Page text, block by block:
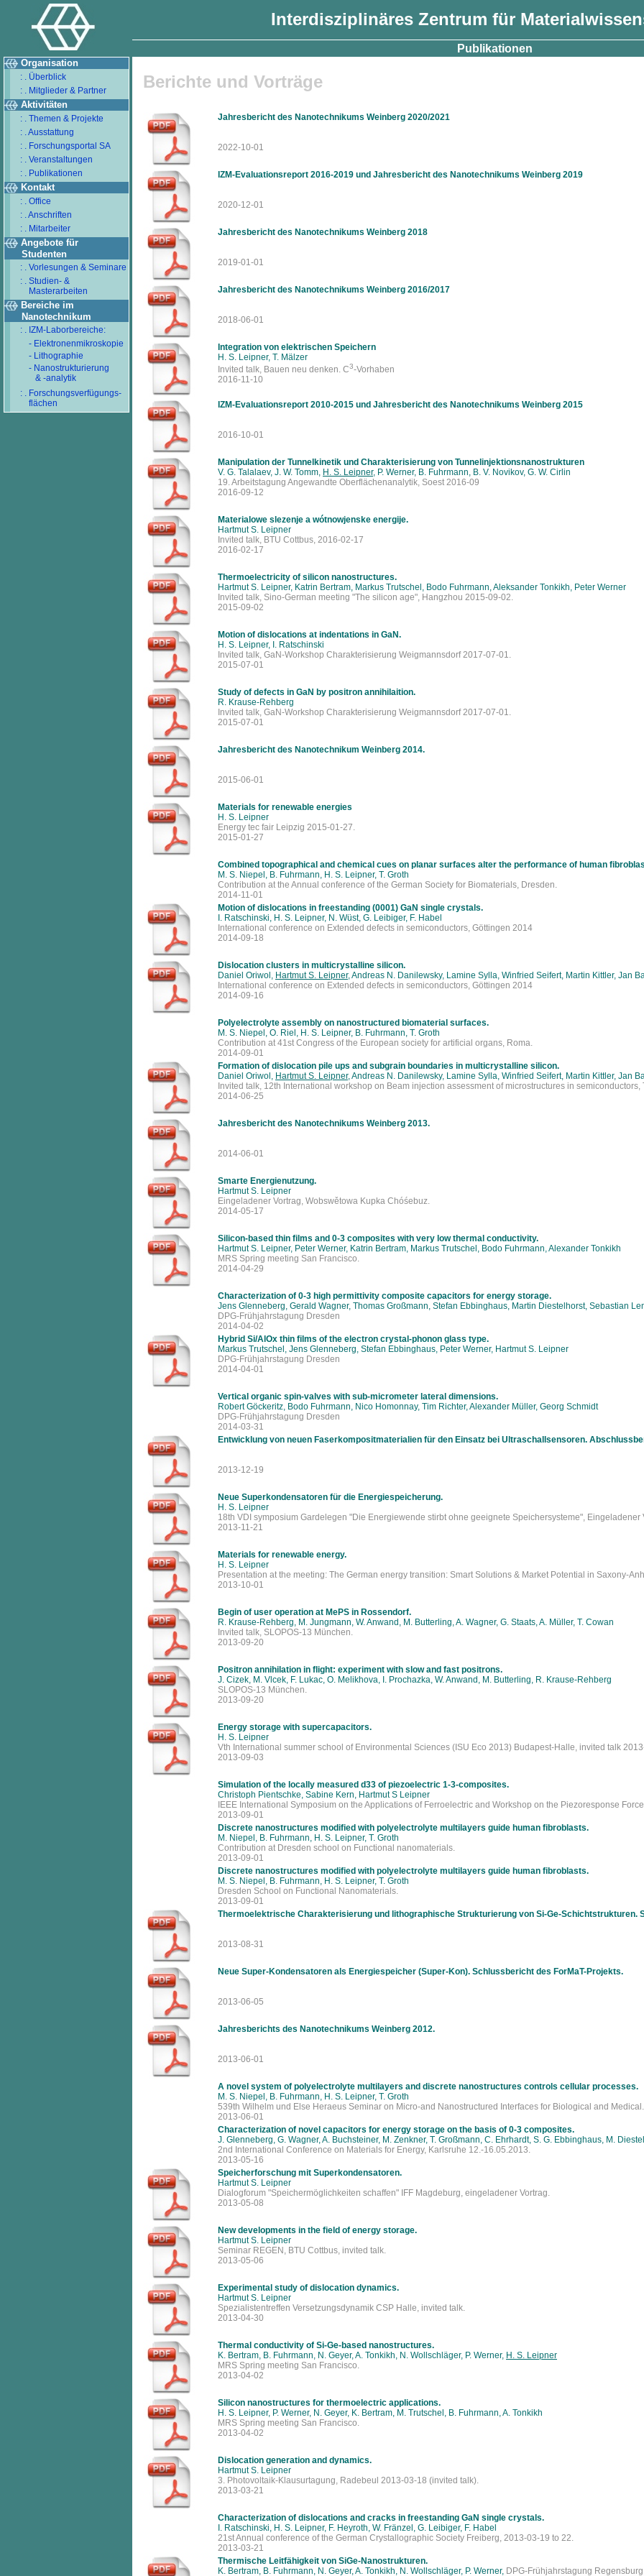
Interdisziplinäres Zentrum für
Publikationen
Organisation
: . Überblick
: . Mitglieder & Partner
Aktivitäten
: . Themen & Projekte
: . Ausstattung
: . Forschungsportal SA
: . Veranstaltungen
: . Publikationen
Kontakt
: . Office
: . Anschriften
: . Mitarbeiter
Angebote für
Studenten
: . Vorlesungen & Seminare
: . Studien- &
Masterarbeiten
Bereiche im
Nanotechnikum
: . IZM-Laborbereiche:
- Elektronenmikroskopie
- Lithographie
- Nanostrukturierung
& -analytik
: . Forschungsverfügungs-
flächen
Berichte und Vorträge
Jahresbericht des Nanotechnikums Weinberg 2020/2021
2022-10-01
IZM-Evaluationsreport 2016-2019 und Jahresbericht des Nanotechnikums Weinberg 2019
2020-12-01
Jahresbericht des Nanotechnikums Weinberg 2018
2019-01-01
Jahresbericht des Nanotechnikums Weinberg 2016/2017
2018-06-01
Integration von elektrischen Speichern
H. S. Leipner, T. Mälzer
Invited talk, Bauen neu denken. C3-Vorhaben
2016-11-10
IZM-Evaluationsreport 2010-2015 und Jahresbericht des Nanotechnikums Weinberg 2015
2016-10-01
Manipulation der Tunnelkinetik und Charakterisierung von Tunnelinjektionsnanostrukturen
V. G. Talalaev, J. W. Tomm, H. S. Leipner, P. Werner, B. Fuhrmann, B. V. Novikov, G. W. Cirlin
19. Arbeitstagung Angewandte Oberflächenanalytik, Soest 2016-09
2016-09-12
Materialowe slezenje a wótnowjenske energije.
Hartmut S. Leipner
Invited talk, BTU Cottbus, 2016-02-17
2016-02-17
Thermoelectricity of silicon nanostructures.
Hartmut S. Leipner, Katrin Bertram, Markus Trutschel, Bodo Fuhrmann, Aleksander Tonkikh, Peter Werner
Invited talk, Sino-German meeting "The silicon age", Hangzhou 2015-09-02.
2015-09-02
Motion of dislocations at indentations in GaN.
H. S. Leipner, I. Ratschinski
Invited talk, GaN-Workshop Charakterisierung Weigmannsdorf 2017-07-01.
2015-07-01
Study of defects in GaN by positron annihilaition.
R. Krause-Rehberg
Invited talk, GaN-Workshop Charakterisierung Weigmannsdorf 2017-07-01.
2015-07-01
Jahresbericht des Nanotechnikum Weinberg 2014.
2015-06-01
Materials for renewable energies
H. S. Leipner
Energy tec fair Leipzig 2015-01-27.
2015-01-27
Combined topographical and chemical cues on planar surfaces alter the performance of human
M. S. Niepel, B. Fuhrmann, H. S. Leipner, T. Groth
Contribution at the Annual conference of the German Society for Biomaterials, Dresden.
2014-11-01
Motion of dislocations in freestanding (0001) GaN single crystals.
I. Ratschinski, H. S. Leipner, N. Wüst, G. Leibiger, F. Habel
International conference on Extended defects in semiconductors, Göttingen 2014
2014-09-18
Dislocation clusters in multicrystalline silicon.
Daniel Oriwol, Hartmut S. Leipner, Andreas N. Danilewsky, Lamine Sylla, Winfried Seifert, Martin Kittler, Jan
International conference on Extended defects in semiconductors, Göttingen 2014
2014-09-16
Polyelectrolyte assembly on nanostructured biomaterial surfaces.
M. S. Niepel, O. Riel, H. S. Leipner, B. Fuhrmann, T. Groth
Contribution at 41st Congress of the European society for artificial organs, Roma.
2014-09-01
Formation of dislocation pile ups and subgrain boundaries in multicrystalline silicon.
Daniel Oriwol, Hartmut S. Leipner, Andreas N. Danilewsky, Lamine Sylla, Winfried Seifert, Martin Kittler, Jan
Invited talk, 12th International workshop on Beam injection assessment of microstructures in
2014-06-25
Jahresbericht des Nanotechnikums Weinberg 2013.
2014-06-01
Smarte Energienutzung.
Hartmut S. Leipner
Eingeladener Vortrag, Wobswětowa Kupka Chóśebuz.
2014-05-17
Silicon-based thin films and 0-3 composites with very low thermal conductivity.
Hartmut S. Leipner, Peter Werner, Katrin Bertram, Markus Trutschel, Bodo Fuhrmann, Alexander Tonkikh
MRS Spring meeting San Francisco.
2014-04-29
Characterization of 0-3 high permittivity composite capacitors for energy storage.
Jens Glenneberg, Gerald Wagner, Thomas Großmann, Stefan Ebbinghaus, Martin Diestelhorst, Sebastian
DPG-Frühjahrstagung Dresden
2014-04-02
Hybrid Si/AlOx thin films of the electron crystal-phonon glass type.
Markus Trutschel, Jens Glenneberg, Stefan Ebbinghaus, Peter Werner, Hartmut S. Leipner
DPG-Frühjahrstagung Dresden
2014-04-01
Vertical organic spin-valves with sub-micrometer lateral dimensions.
Robert Göckeritz, Bodo Fuhrmann, Nico Homonnay, Tim Richter, Alexander Müller, Georg Schmidt
DPG-Frühjahrstagung Dresden
2014-03-31
Entwicklung von neuen Faserkompositmaterialien für den Einsatz bei Ultraschallsensoren.
2013-12-19
Neue Superkondensatoren für die Energiespeicherung.
H. S. Leipner
18th VDI symposium Gardelegen "Die Energiewende stirbt ohne geeignete Speichersysteme", Eingeladener
2013-11-21
Materials for renewable energy.
H. S. Leipner
Presentation at the meeting: The German energy transition: Smart Solutions & Market Potential in Saxony-
2013-10-01
Begin of user operation at MePS in Rossendorf.
R. Krause-Rehberg, M. Jungmann, W. Anwand, M. Butterling, A. Wagner, G. Staats, A. Müller, T. Cowan
Invited talk, SLOPOS-13 München.
2013-09-20
Positron annihilation in flight: experiment with slow and fast positrons.
J. Cizek, M. Vlcek, F. Lukac, O. Melikhova, I. Prochazka, W. Anwand, M. Butterling, R. Krause-Rehberg
SLOPOS-13 München.
2013-09-20
Energy storage with supercapacitors.
H. S. Leipner
Vth International summer school of Environmental Sciences (ISU Eco 2013) Budapest-Halle, invited talk
2013-09-03
Simulation of the locally measured d33 of piezoelectric 1-3-composites.
Christoph Pientschke, Sabine Kern, Hartmut S Leipner
IEEE International Symposium on the Applications of Ferroelectric and Workshop on the Piezoresponse
2013-09-01
Discrete nanostructures modified with polyelectrolyte multilayers guide human fibroblasts.
M. Niepel, B. Fuhrmann, H. S. Leipner, T. Groth
Contribution at Dresden school on Functional nanomaterials.
2013-09-01
Discrete nanostructures modified with polyelectrolyte multilayers guide human fibroblasts.
M. S. Niepel, B. Fuhrmann, H. S. Leipner, T. Groth
Dresden School on Functional Nanomaterials.
2013-09-01
Thermoelektrische Charakterisierung und lithographische Strukturierung von Si-Ge-Schichtstrukturen.
2013-08-31
Neue Super-Kondensatoren als Energiespeicher (Super-Kon). Schlussbericht des ForMaT-Projekts.
2013-06-05
Jahresberichts des Nanotechnikums Weinberg 2012.
2013-06-01
A novel system of polyelectrolyte multilayers and discrete nanostructures controls cellular processes.
M. S. Niepel, B. Fuhrmann, H. S. Leipner, T. Groth
539th Wilhelm und Else Heraeus Seminar on Micro-and Nanostructured Interfaces for Biological and Medical.
2013-06-01
Characterization of novel capacitors for energy storage on the basis of 0-3 composites.
J. Glenneberg, G. Wagner, A. Buchsteiner, M. Zenkner, T. Großmann, C. Ehrhardt, S. G. Ebbinghaus, M.
2nd International Conference on Materials for Energy, Karlsruhe 12.-16.05.2013.
2013-05-16
Speicherforschung mit Superkondensatoren.
Hartmut S. Leipner
Dialogforum "Speichermöglichkeiten schaffen" IFF Magdeburg, eingeladener Vortrag.
2013-05-08
New developments in the field of energy storage.
Hartmut S. Leipner
Seminar REGEN, BTU Cottbus, invited talk.
2013-05-06
Experimental study of dislocation dynamics.
Hartmut S. Leipner
Spezialistentreffen Versetzungsdynamik CSP Halle, invited talk.
2013-04-30
Thermal conductivity of Si-Ge-based nanostructures.
K. Bertram, B. Fuhrmann, N. Geyer, A. Tonkikh, N. Wollschläger, P. Werner, H. S. Leipner
MRS Spring meeting San Francisco.
2013-04-02
Silicon nanostructures for thermoelectric applications.
H. S. Leipner, P. Werner, N. Geyer, K. Bertram, M. Trutschel, B. Fuhrmann, A. Tonkikh
MRS Spring meeting San Francisco.
2013-04-02
Dislocation generation and dynamics.
Hartmut S. Leipner
3. Photovoltaik-Klausurtagung, Radebeul 2013-03-18 (invited talk).
2013-03-21
Characterization of dislocations and cracks in freestanding GaN single crystals.
I. Ratschinski, H. S. Leipner, F. Heyroth, W. Fränzel, G. Leibiger, F. Habel
21st Annual conference of the German Crystallographic Society Freiberg, 2013-03-19 to 22.
2013-03-21
Thermische Leitfähigkeit von SiGe-Nanostrukturen.
K. Bertram, B. Fuhrmann, N. Geyer, A. Tonkikh, N. Wollschläger, P. Werner, DPG-Frühjahrstagung